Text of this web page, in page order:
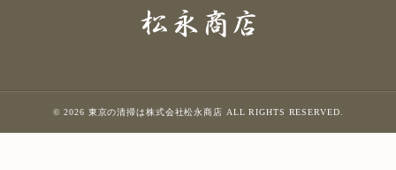
© 2026 東京の清掃は株式会社松永商店 ALL RIGHTS RESERVED.